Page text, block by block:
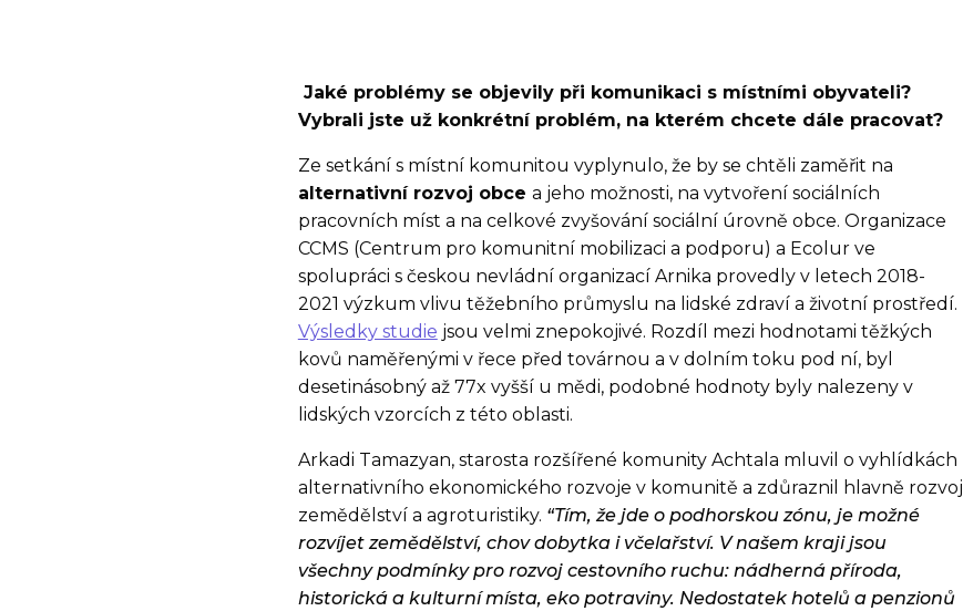
Jaké problémy se objevily při komunikaci s místními obyvateli?
Vybrali jste už konkrétní problém, na kterém chcete dále pracovat?
Ze setkání s místní komunitou vyplynulo, že by se chtěli zaměřit na
alternativní rozvoj obce a jeho možnosti, na vytvoření sociálních
pracovních míst a na celkové zvyšování sociální úrovně obce. Organizace
CCMS (Centrum pro komunitní mobilizaci a podporu) a Ecolur ve
spolupráci s českou nevládní organizací Arnika provedly v letech 2018-
2021 výzkum vlivu těžebního průmyslu na lidské zdraví a životní prostředí.
Výsledky studie jsou velmi znepokojivé. Rozdíl mezi hodnotami těžkých
kovů naměřenými v řece před továrnou a v dolním toku pod ní, byl
desetinásobný až 77x vyšší u mědi, podobné hodnoty byly nalezeny v
lidských vzorcích z této oblasti.
Arkadi Tamazyan, starosta rozšířené komunity Achtala mluvil o vyhlídkách
alternativního ekonomického rozvoje v komunitě a zdůraznil hlavně rozvoj
zemědělství a agroturistiky. “Tím, že jde o podhorskou zónu, je možné
rozvíjet zemědělství, chov dobytka i včelařství. V našem kraji jsou
všechny podmínky pro rozvoj cestovního ruchu: nádherná příroda,
historická a kulturní místa, eko potraviny. Nedostatek hotelů a penzionů